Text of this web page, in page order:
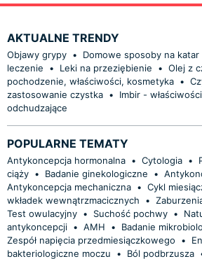
AKTUALNE TRENDY
Objawy grypy • Domowe sposoby na katar
leczenie
• Leki na przeziębienie • Olej z
pochodzenie, właściwości, kosmetyka •
zastosowanie czystka •
Imbir -
odchudzające
POPULARNE TEMATY
Antykoncepcja hormonalna • Cytologia •
ciąży • Badanie ginekologiczne •
Antykoncepcja mechaniczna • Cykl
wkładek wewnątrzmacicznych
•
Test owulacyjny • Suchość pochwy •
antykoncepcji • AMH • Badanie
Zespół napięcia przedmiesiączkowego
•
bakteriologiczne moczu
• Ból podbrzusza